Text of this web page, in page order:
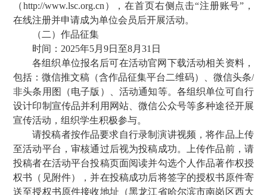
（http://www.lsc.org.cn），在首页右侧点击“注册账号”，
在线注册并申请成为单位会员后开展活动。
（二）作品征集
时间：2025年5月9日至8月31日
各组织单位报名后可在活动官网下载活动相关资料，
包括：微信推文稿（含作品征集平台二维码）、微信头条/
非头条用图（电子版）、活动通知等。各组织单位可自行
设计印制宣传品并利用网站、微信公众号等多种途径开展
宣传活动，组织学生积极参与。
请投稿者按作品要求自行录制演讲视频，将作品上传
至活动平台，审核通过后视为投稿成功。上传作品前，请
投稿者在活动平台投稿页面阅读并勾选个人作品著作权授
权书（见附件），并在投稿成功后将签字的授权书原件寄
送至授权书原件接收地址（黑龙江省哈尔滨市南岗区西大